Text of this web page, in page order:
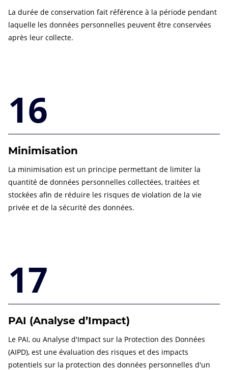
La durée de conservation fait référence à la période pendant
laquelle les données personnelles peuvent être conservées
après leur collecte.
16
Minimisation
La minimisation est un principe permettant de limiter la
quantité de données personnelles collectées, traitées et
stockées afin de réduire les risques de violation de la vie
privée et de la sécurité des données.
17
PAI (Analyse d’Impact)
Le PAI, ou Analyse d'Impact sur la Protection des Données
(AIPD), est une évaluation des risques et des impacts
potentiels sur la protection des données personnelles d'un